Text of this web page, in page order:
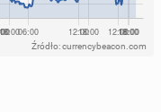
Źródło: currencybeacon.com